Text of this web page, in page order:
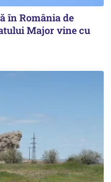
în România de
Major vine cu